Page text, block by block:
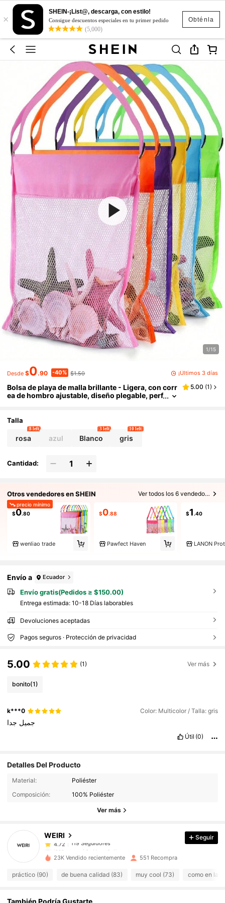
Obténla
×
SHEIN-¡List@, descarga, con estilo!
Consigue descuentos especiales en tu primer pedido
(5,000)
1/15
Desde $0.90 -40% $1.50 ¡Últimos 3 días
Bolsa de playa de malla brillante - Ligera, con corr
ea de hombro ajustable, diseño plegable, perf
sa de playa brillante | Asas duraderas, bolsa de pl
aya unisex, adecuada como accesorio para fiesta
s de natación en la playa, regalo para amigos y m
ujeres, y esencial de viaje.
5.00 (1)
Talla
rosa
8 left
azul Blanco
3 left
gris
10 left
Cantidad:
Otros vendedores en SHEIN Ver todos los 6 vendedores
precio mínimo
$0.80
wenliao trade
$0.88
Pawfect Haven
$1 .40
LANON
Envío a Ecuador
Envío gratis(Pedidos ≥ $150.00)
Entrega estimada: 10-18 Días laborables
Devoluciones aceptadas
Pagos seguros · Protección de privacidad
5.00 (1) Ver más
bonito(1)
k***0 Color: Multicolor / Talla: gris
جميل جدا
Útil (0)
Detalles Del Producto
Material:
Poliéster
Composición:
100% Poliéster
Ver más
WEIRI
119 Seguidores
119 Seguidores
4.72
119 Seguidores
j***w
seguidoHace 1 día
4.72
4.72 119 Seguidores
Seguir
23K Vendido recientemente 551 Recompra
práctico (90) de buena calidad (83) muy cool (73) como en las
También Podría Gustarte